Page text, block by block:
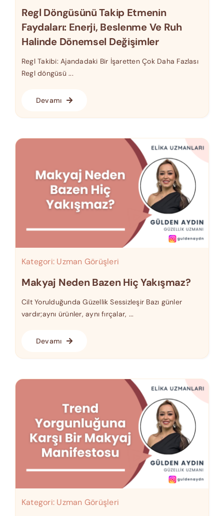
Regl Döngüsünü Takip Etmenin
Faydaları: Enerji, Beslenme Ve Ruh
Halinde Dönemsel Değişimler
Regl Takibi: Ajandadaki Bir İşaretten Çok Daha Fazlası
Regl döngüsü ...
Devamı
Kategori: Uzman Görüşleri
Makyaj Neden Bazen Hiç Yakışmaz?
Cilt Yorulduğunda Güzellik Sessizleşir Bazı günler
vardır;aynı ürünler, aynı fırçalar, ...
Devamı
Kategori: Uzman Görüşleri